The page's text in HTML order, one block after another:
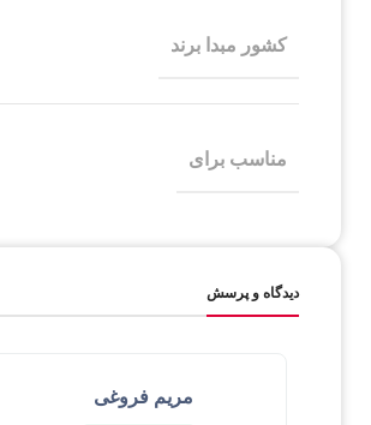
کشور مبدا برند
مناسب برای
دیدگاه و پرسش
مریم فروغی